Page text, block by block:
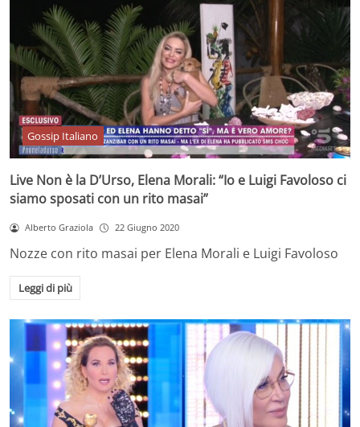
Gossip Italiano
Live Non è la D’Urso, Elena Morali: “Io e Luigi Favoloso ci
siamo sposati con un rito masai”
Alberto Graziola 22 Giugno 2020
Nozze con rito masai per Elena Morali e Luigi Favoloso
Leggi di più